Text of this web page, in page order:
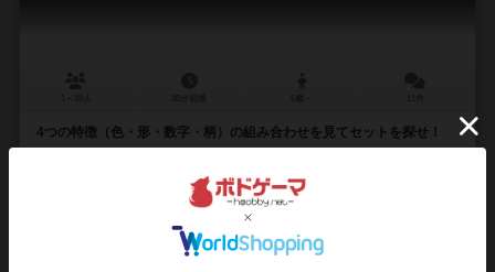
4つの特徴（色・形・数字・柄）の組み合わせを見てセットを探せ！
1057
経験あり お気に入り